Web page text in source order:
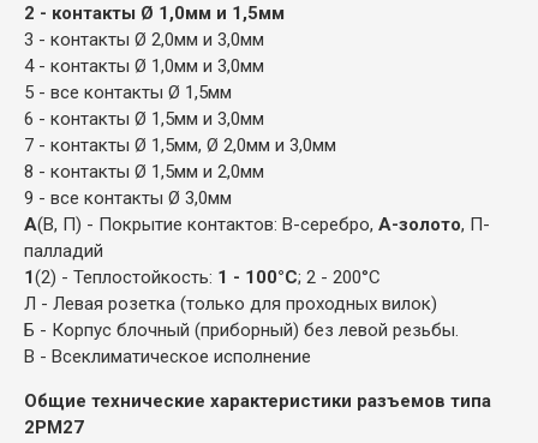
2 - контакты Ø 1,0мм и 1,5мм
3 - контакты Ø 2,0мм и 3,0мм
4 - контакты Ø 1,0мм и 3,0мм
5 - все контакты Ø 1,5мм
6 - контакты Ø 1,5мм и 3,0мм
7 - контакты Ø 1,5мм, Ø 2,0мм и 3,0мм
8 - контакты Ø 1,5мм и 2,0мм
9 - все контакты Ø 3,0мм
А(В, П) - Покрытие контактов: В-серебро, А-золото, П-
палладий
1(2) - Теплостойкость: 1 - 100°С; 2 - 200°С
Л - Левая розетка (только для проходных вилок)
Б - Корпус блочный (приборный) без левой резьбы.
В - Всеклиматическое исполнение
Общие технические характеристики разъемов типа
2РМ27